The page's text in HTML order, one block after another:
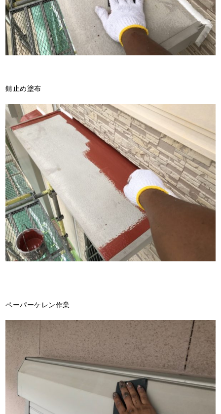
錆止め塗布
ペーパーケレン作業